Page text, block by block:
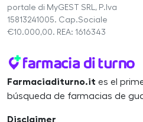
portale di MyGEST SRL, P.Iva
15813241005. Cap.Sociale
€10.000,00. REA: 1616343
Farmaciaditurno.it es el
búsqueda de farmacias de
Disclaimer